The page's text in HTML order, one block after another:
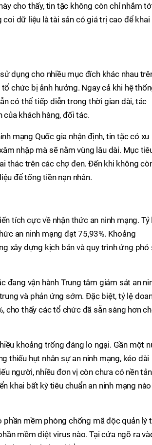
cho thấy, tin tặc không còn chỉ nhắm
dữ liệu là tài sản có giá trị cao để khai
dụng cho nhiều mục đích khác nhau
chức bị ảnh hưởng. Ngay cả khi hệ
có thể tiếp diễn trong thời gian dài, tác
khách hàng, đối tác.
mạng Quốc gia nhận định, tin tặc có xu
nhập mà sẽ nằm vùng lâu dài. Mục
thác trên các chợ đen. Đến khi không
để tống tiền nạn nhân.
tích cực về nhận thức an ninh mạng. Tỷ
an ninh mạng đạt 75,93%. Khoảng
xây dựng kịch bản và quy trình ứng phó
đang vận hành Trung tâm giám sát an
và phản ứng sớm. Đặc biệt, tỷ lệ
cho thấy các tổ chức đã sẵn sàng hơn
khoảng trống đáng lo ngại. Gần một
thiếu hụt nhân sự an ninh mạng, kéo dài
người, nhiều đơn vị còn chưa có nền
khai bất kỳ tiêu chuẩn an ninh mạng nào
mềm phòng chống mã độc quản lý
mềm diệt virus nào. Tại cửa ngõ ra